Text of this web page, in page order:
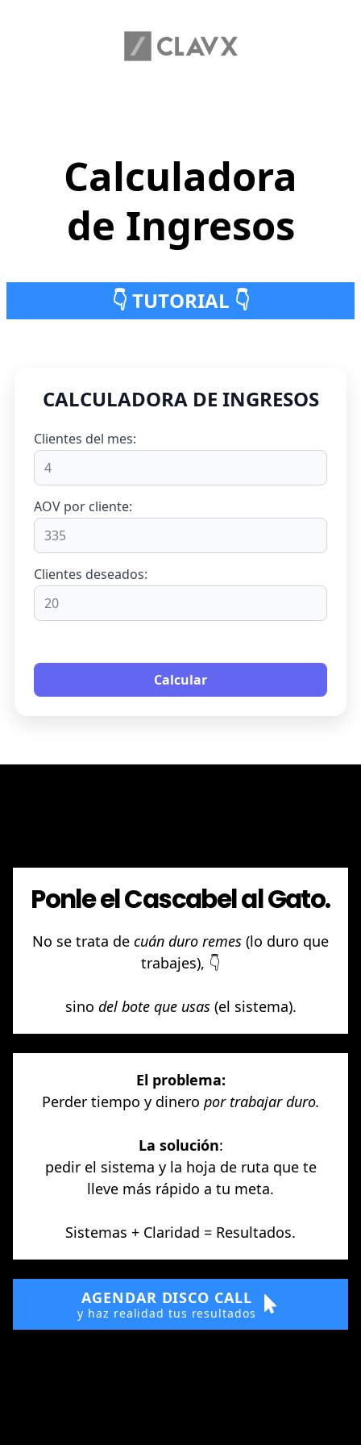
Calculadora
de Ingresos
👇 TUTORIAL 👇
1. Cuenta tus clientes nuevos,
2. Ingresa su gasto promedio,
$3,750/mes (o $45k/año)
La diferencia: -$90,000 (o 3 años)
(o $90,000).
3. Acelera tus metas (opcional)
CALCULADORA DE INGRESOS
Clientes del mes:
AOV por cliente:
Clientes deseados:
Calcular
Ponle el Cascabel al Gato.
No se trata de cuán duro remes (lo duro que
trabajes), 👇
sino del bote que usas(el sistema).
El problema:
Perder tiempo y dinero por trabajar duro.
La solución:
pedir el sistema y la hoja de ruta que te
lleve más rápido a tu meta.
Sistemas + Claridad = Resultados.
AGENDAR DISCO CALL
y haz realidad tus resultados